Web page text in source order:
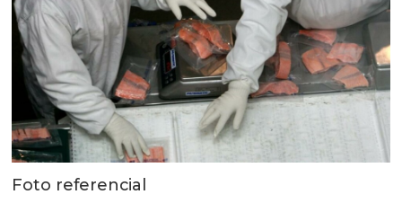
Foto referencial